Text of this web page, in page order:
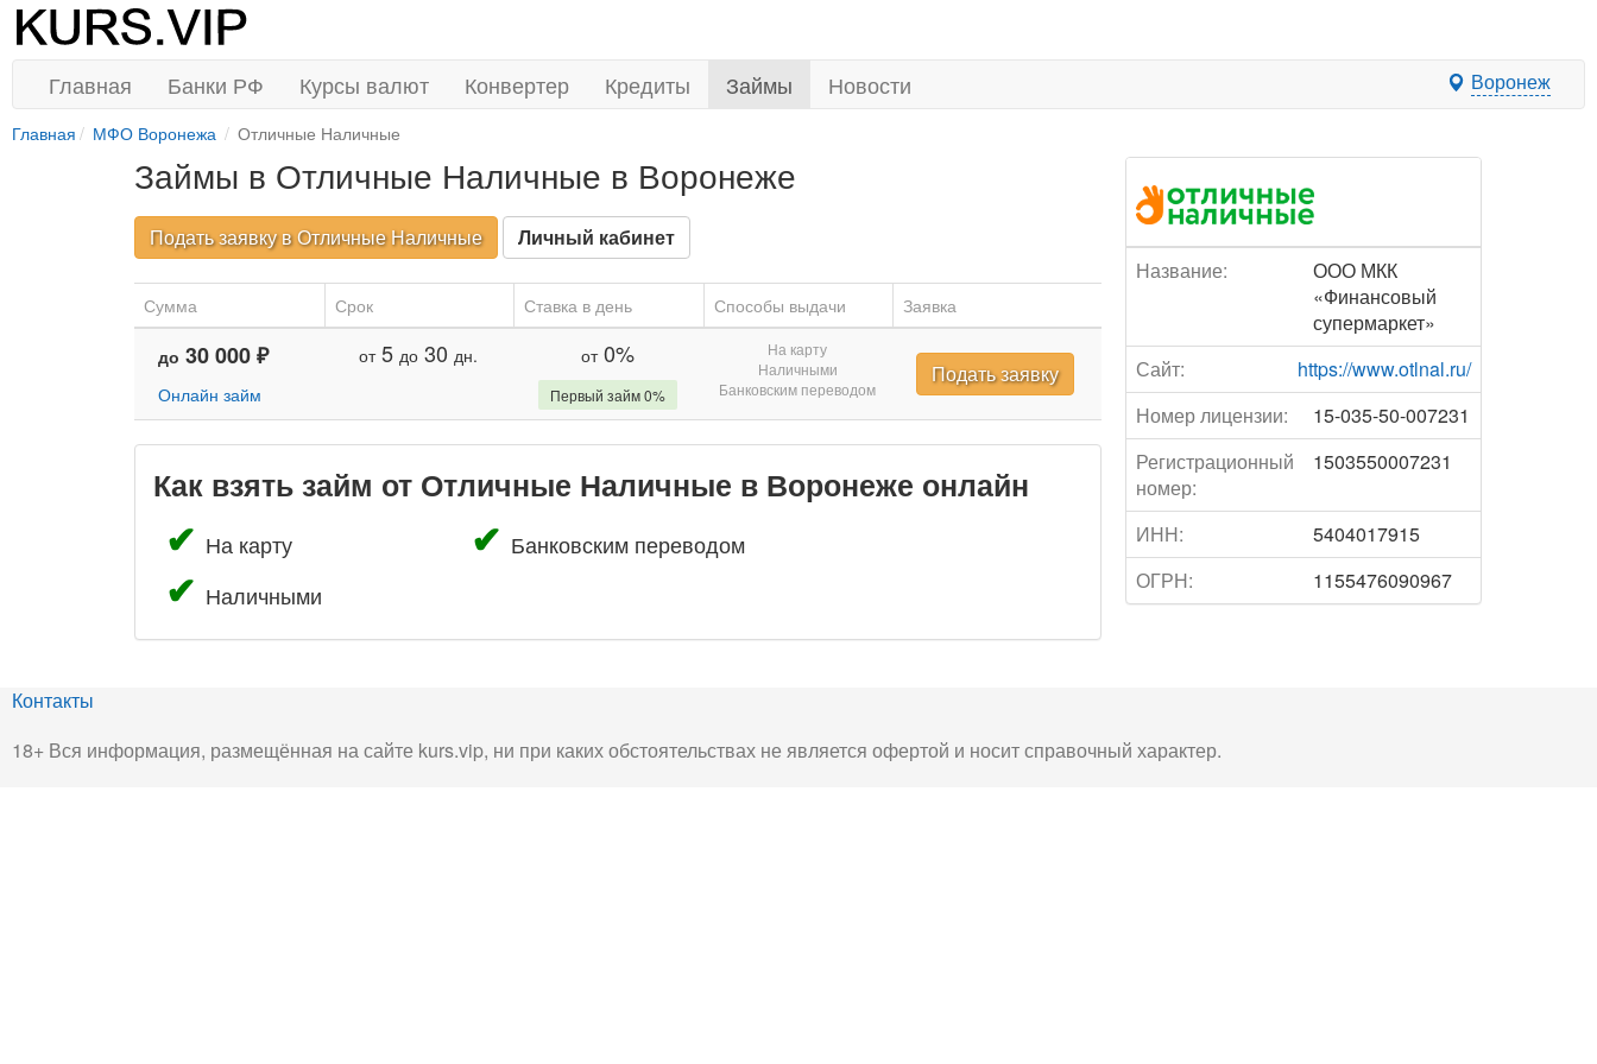
Главная Банки РФ Курсы валют Конвертер Кредиты Займы Новости Воронеж
Главная МФО Воронежа Отличные Наличные
Займы в Отличные Наличные в Воронеже
Подать заявку в Отличные Наличные Личный кабинет
Сумма Срок Ставка в день Способы выдачи Заявка
до 30 000 ₽
Онлайн займ
от 5 до 30 дн. от0%
Первый займ 0%
На карту
Наличными
Банковским переводом
Подать заявку
Как взять займ от Отличные Наличные в Воронеже онлайн
На карту
Наличными
Банковским переводом
Название:
ООО МКК
«Финансовый
супермаркет»
Сайт:
https://www.otlnal.ru/
Номер лицензии:
15-035-50-007231
Регистрационный
номер:
1503550007231
ИНН:
5404017915
ОГРН:
1155476090967
Контакты
18+ Вся информация, размещённая на сайте kurs.vip, ни при каких обстоятельствах не является офертой и носит справочный характер.